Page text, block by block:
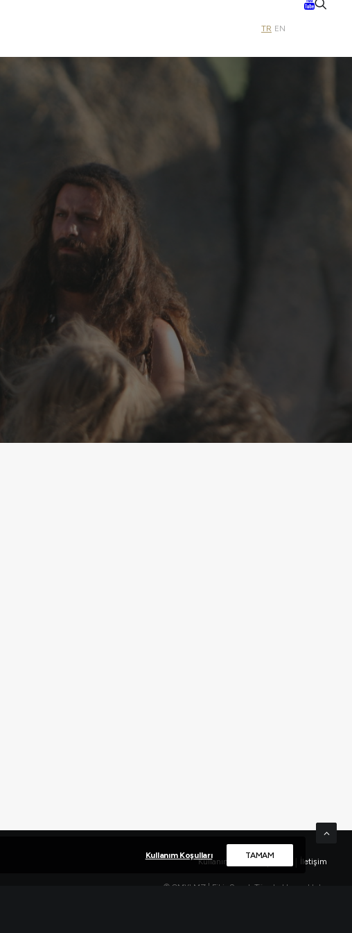
TR EN
Kullanım Koşulları İletişim
© CMYLMZ | Fikir Sanat. Tüm hakları saklıdır.
Kullanım Koşulları TAMAM